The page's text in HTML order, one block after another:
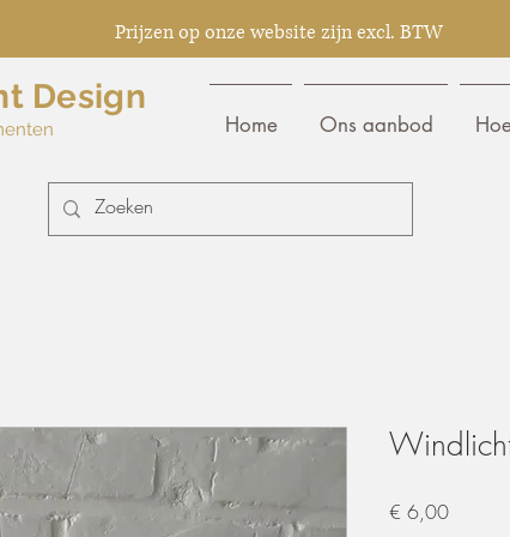
Prijzen op onze website zijn excl. BTW
Design
Home Ons aanbod
€ 6,00Prijs